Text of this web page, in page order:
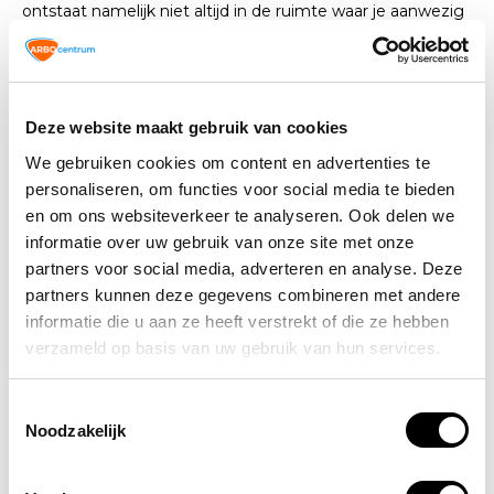
Deze website maakt gebruik van cookies
We gebruiken cookies om content en advertenties te
personaliseren, om functies voor social media te bieden
en om ons websiteverkeer te analyseren. Ook delen we
informatie over uw gebruik van onze site met onze
partners voor social media, adverteren en analyse. Deze
partners kunnen deze gegevens combineren met andere
informatie die u aan ze heeft verstrekt of die ze hebben
verzameld op basis van uw gebruik van hun services.
Noodzakelijk
ontstaat namelijk niet altijd in de ruimte waar je aanwezig
bent. Kortsluiting, bijvoorbeeld, kan bij alle apparaten
ontstaan. Ook op momenten dat er niemand aanwezig is.
Ook kan iemand in het huishouden, of een medewerker in
een sigaret, of iets anders brandbaars en zo een brand
ontketenen. Idealiter plaats je dus hittemelders in alle
belangrijke ruimtes en/of in ruimtes waar kans is op brand.
Onze tip voor een optimale
brandveiligheid
Wil jij zorgen voor optimale brandveiligheid in huis of in
het bedrijfspand? Denk er dan eens over na om
vroeg stadium te detecteren. Er wordt namelijk op de
twee meest effectieve manieren “gekeken” naar het